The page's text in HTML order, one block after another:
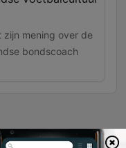
zijn mening over de
bondscoach